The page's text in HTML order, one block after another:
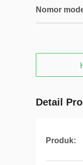
Nomor
Detail
Produk: